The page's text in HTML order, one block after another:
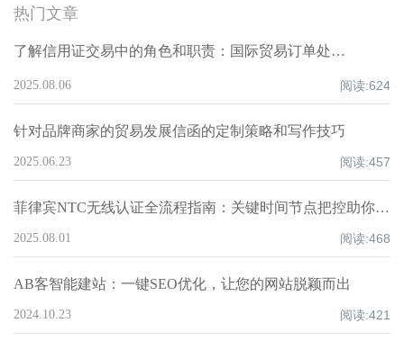
热门文章
了解信用证交易中的角色和职责：国际贸易订单处理人员必知指南
2025.08.06 阅读:624
针对品牌商家的贸易发展信函的定制策略和写作技巧
2025.06.23 阅读:457
菲律宾NTC无线认证全流程指南：关键时间节点把控助你节省30%合规时间
2025.08.01 阅读:468
AB客智能建站：一键SEO优化，让您的网站脱颖而出
2024.10.23 阅读:421